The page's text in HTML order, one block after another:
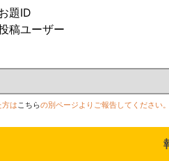
題ID
稿ユーザー
はこちらの別ページよりご報告してください